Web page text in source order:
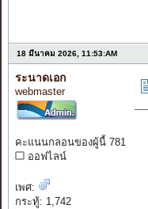
18 มีนาคม 2026, 11:53:AM
ระนาดเอก
webmaster
คะแนนกลอนของผู้นี้ 781
ออฟไลน์
เพศ:
กระทู้: 1,742